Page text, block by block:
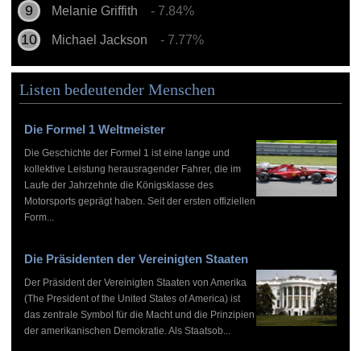
Melanie Griffith - 7.84%
Michael Jackson - 7.77%
Listen bedeutender Menschen
Die Formel 1 Weltmeister
Die Geschichte der Formel 1 ist eine lange und
kollektive Leistung herausragender Fahrer, die im
Laufe der Jahrzehnte die Königsklasse des
Motorsports geprägt haben. Seit der ersten offiziellen
Form...
Die Präsidenten der Vereinigten Staaten
Der Präsident der Vereinigten Staaten von Amerika
(The President of the United States of America) ist
das zentrale Symbol für die Macht und die Prinzipien
der amerikanischen Demokratie. Als Staatsob...